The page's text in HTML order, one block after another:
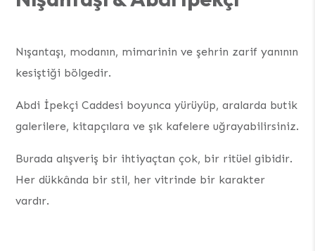
Nışantaşı, modanın, mimarinin ve şehrin zarif yanının
kesiştiği bölgedir.
Abdi İpekçi Caddesi boyunca yürüyüp, aralarda butik
galerilere, kitapçılara ve şık kafelere uğrayabilirsiniz.
Burada alışveriş bir ihtiyaçtan çok, bir ritüel gibidir.
Her dükkânda bir stil, her vitrinde bir karakter
vardır.